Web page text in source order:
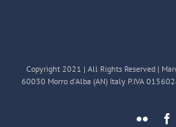
Copyright 2021 | All Rights Reserved |
60030 Morro d'Alba (AN) Italy P.IVA
Flickr